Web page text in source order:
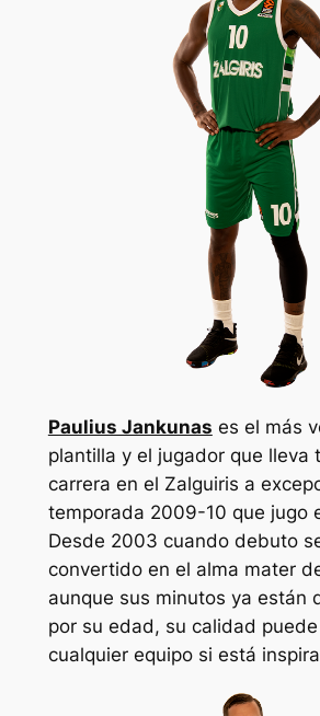
Paulius Jankunas es el más
plantilla y el jugador que lleva
carrera en el Zalguiris a
temporada 2009-10 que jugo
Desde 2003 cuando debuto
convertido en el alma mater
aunque sus minutos ya están
por su edad, su calidad
cualquier equipo si está